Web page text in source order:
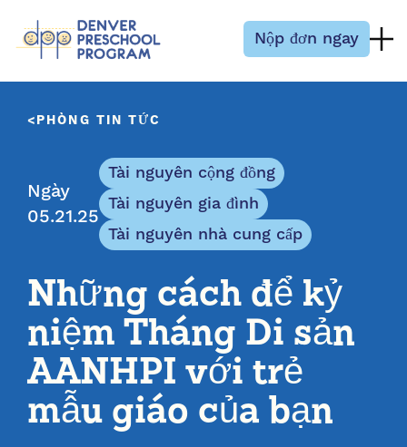
Nộp đơn ngay
PHÒNG TIN TỨC
Ngày
05.21.25
Tài nguyên cộng đồng
Tài nguyên gia đình
Tài nguyên nhà cung cấp
Những cách để kỷ
niệm Tháng Di sản
AANHPI với trẻ
mẫu giáo của bạn